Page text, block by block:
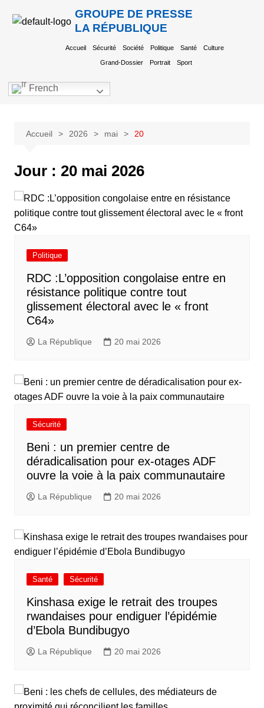
GROUPE DE PRESSE
LA RÉPUBLIQUE
Accueil Sécurité Société Politique Santé Culture
Grand-Dossier Portrait Sport
French
Accueil 2026 mai 20
Jour : 20 mai 2026
Politique
RDC :L’opposition congolaise entre en
résistance politique contre tout
glissement électoral avec le « front
C64»
La République 20 mai 2026
Sécurité
Beni : un premier centre de
déradicalisation pour ex-otages ADF
ouvre la voie à la paix communautaire
La République 20 mai 2026
Santé Sécurité
Kinshasa exige le retrait des troupes
rwandaises pour endiguer l’épidémie
d’Ebola Bundibugyo
La République 20 mai 2026